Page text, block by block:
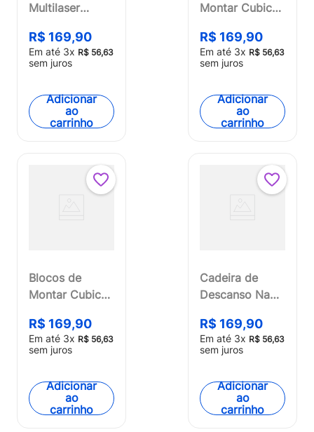
Multilaser
Polegadas
Preto - BO443
R$ 169,90
Em até 3x R$ 56,63
sem juros
Adicionar
ao
carrinho
Montar Cubic
Swat Robot
600 Peças
BR1616
R$ 169,90
Em até 3x R$ 56,63
sem juros
Adicionar
ao
carrinho
Blocos de
Montar Cubic
Robot 577
Peças Multikids
R$ 169,90
Em até 3x R$ 56,63
sem juros
Adicionar
ao
carrinho
Cadeira de
Descanso Nap
Rosa Multikids
Baby - BB291
R$ 169,90
Em até 3x R$ 56,63
sem juros
Adicionar
ao
carrinho